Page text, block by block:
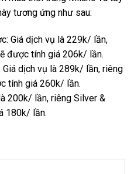
tương ứng như sau:
Giá dịch vụ là 229k/ lần,
được tính giá 206k/ lần.
dịch vụ là 289k/ lần, riêng
tính giá 260k/ lần.
200k/ lần, riêng Silver &
180k/ lần.